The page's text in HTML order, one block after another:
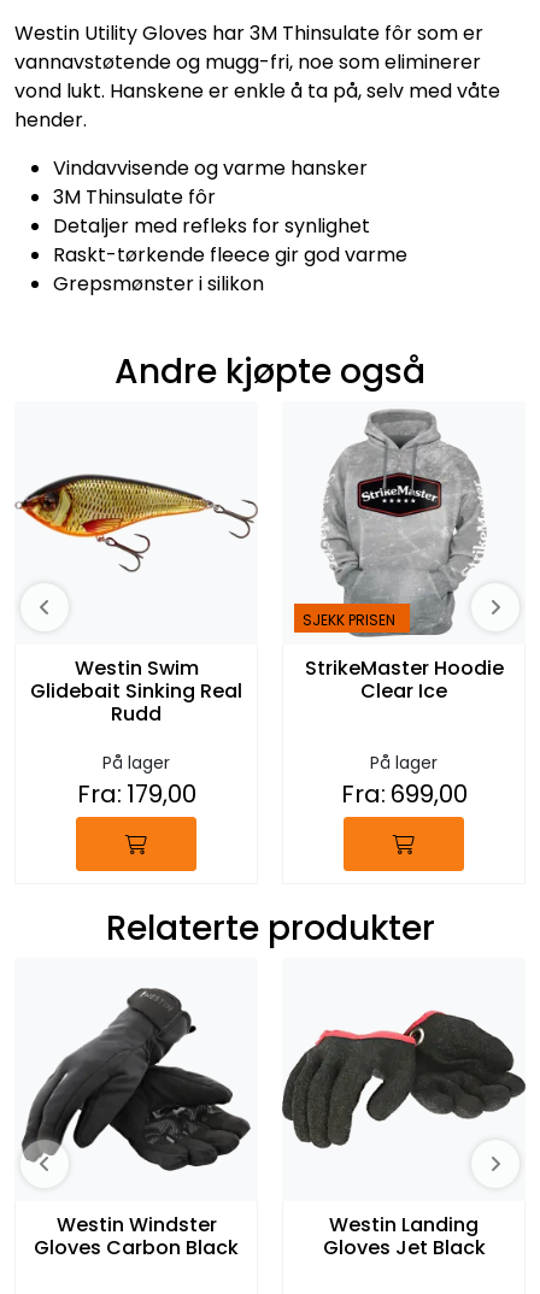
Westin Utility Gloves har 3M Thinsulate fôr som er
vannavstøtende og mugg-fri, noe som eliminerer
vond lukt. Hanskene er enkle å ta på, selv med våte
hender.
Vindavvisende og varme hansker
3M Thinsulate fôr
Detaljer med refleks for synlighet
Raskt-tørkende fleece gir god varme
Grepsmønster i silikon
Andre kjøpte også
Westin Swim
Glidebait Sinking Real
Rudd
På lager
Fra: 179,00
SJEKK PRISEN
StrikeMaster Hoodie
Clear Ice
På lager
Fra: 699,00
Relaterte produkter
Westin Windster
Gloves Carbon Black
Westin Landing
Gloves Jet Black